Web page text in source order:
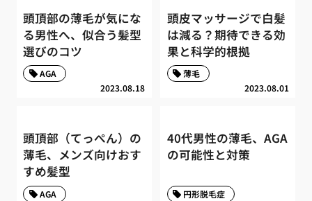
頭頂部の薄毛が気にな
る男性へ、似合う髪型
選びのコツ
2023.08.18
AGA
頭皮マッサージで白髪
は減る？期待できる効
果と科学的根拠
2023.08.01
薄毛
頭頂部（てっぺん）の
薄毛、メンズ向けおす
すめ髪型
AGA
40代男性の薄毛、AGA
の可能性と対策
円形脱毛症